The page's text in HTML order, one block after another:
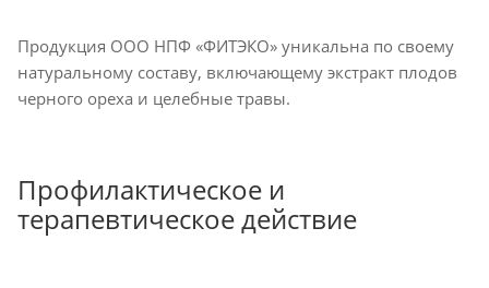
Продукция ООО НПФ «ФИТЭКО» уникальна по своему
натуральному составу, включающему экстракт плодов
черного ореха и целебные травы.
Профилактическое и
терапевтическое действие